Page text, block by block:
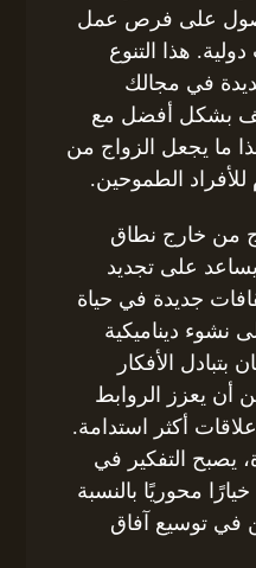
على فرص عمل
هذا التنوع
في مجالك
بشكل أفضل مع
ما يجعل الزواج من
للأفراد الطموحين.
من خارج نطاق
يساعد على تجديد
جديدة في حياة
نشوء ديناميكية
بتبادل الأفكار
أن يعزز الروابط
أكثر استدامة.
يصبح التفكير في
محوريًا بالنسبة
في توسيع آفاق